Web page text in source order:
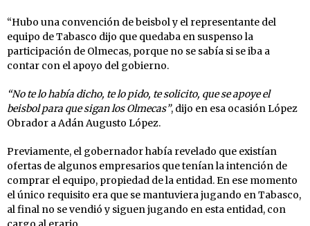
“Hubo una convención de beisbol y el representante del
equipo de Tabasco dijo que quedaba en suspenso la
participación de Olmecas, porque no se sabía si se iba a
contar con el apoyo del gobierno.
“No te lo había dicho, te lo pido, te solicito, que se apoye el
beisbol para que sigan los Olmecas”, dijo en esa ocasión López
Obrador a Adán Augusto López.
Previamente, el gobernador había revelado que existían
ofertas de algunos empresarios que tenían la intención de
comprar el equipo, propiedad de la entidad. En ese momento
el único requisito era que se mantuviera jugando en Tabasco,
al final no se vendió y siguen jugando en esta entidad, con